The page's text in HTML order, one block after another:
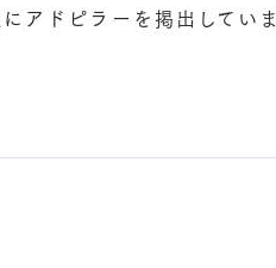
アドピラーを掲出していま